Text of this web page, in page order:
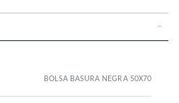
BOLSA BASURA NEGRA 50X70